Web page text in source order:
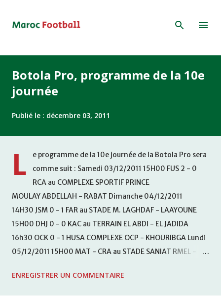
Botola Pro, programme de la 10e
journée
Publié le : décembre 03, 2011
L
e programme de la 10e journée de la Botola Pro sera
comme suit : Samedi 03/12/2011 15H00 FUS 2 - 0
RCA au COMPLEXE SPORTIF PRINCE
MOULAY ABDELLAH - RABAT Dimanche 04/12/2011
14H30 JSM 0 - 1 FAR au STADE M. LAGHDAF - LAAYOUNE
15H00 DHJ 0 - 0 KAC au TERRAIN EL ABDI - EL JADIDA
16h30 OCK 0 - 1 HUSA COMPLEXE OCP - KHOURIBGA Lundi
05/12/2011 15H00 MAT - CRA au STADE SANIAT RMEL -
KHEMISET Mardi 06/12/2011 15H00 WAF - OCS au
ENREGISTRER UN COMMENTAIRE